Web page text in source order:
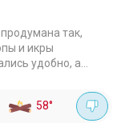
так,
и икры
удобно, а
мышцы,
кровь и снимала
панели
58°